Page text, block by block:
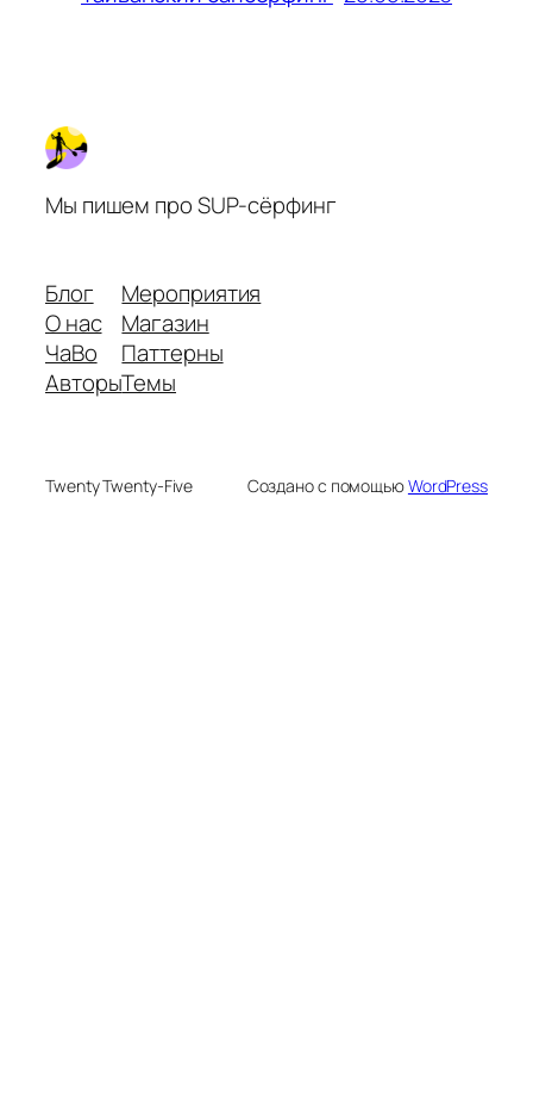
Мы пишем про SUP-сёрфинг
Блог
О нас
ЧаВо
Авторы
Мероприятия
Магазин
Паттерны
Темы
Twenty Twenty-Five Создано с помощьюWordPress